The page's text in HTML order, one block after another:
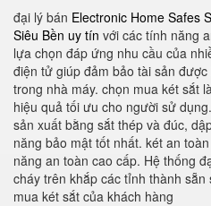
đại lý bán Electronic Home Safes
Siêu Bền uy tín với các tính năng
lựa chọn đáp ứng nhu cầu của
điện tử giúp đảm bảo tài sản
trong nhà máy. chọn mua két sắt
hiệu quả tối ưu cho người sử
sản xuất bằng sắt thép và đúc,
năng bảo mật tốt nhất. két an
năng an toàn cao cấp. Hệ thống
cháy trên khắp các tỉnh thành
mua két sắt của khách hàng